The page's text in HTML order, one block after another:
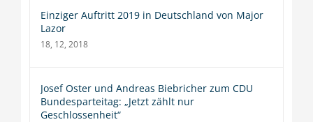
Einziger Auftritt 2019 in Deutschland von Major
Lazor
18, 12, 2018
Josef Oster und Andreas Biebricher zum CDU
Bundesparteitag: „Jetzt zählt nur
Geschlossenheit“